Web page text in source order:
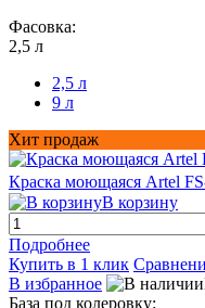
Фасовка:
2,5 л
2,5 л
9 л
Хит продаж
Краска моющаяся Artel
В корзину
Подробнее
Купить в 1 клик
В избранное
База под колеровку: